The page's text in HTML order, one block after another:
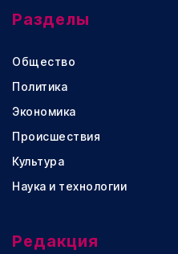
Разделы
Общество
Политика
Экономика
Происшествия
Культура
Наука и технологии
Редакция